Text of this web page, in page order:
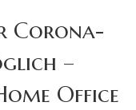
Corona-
–
Office